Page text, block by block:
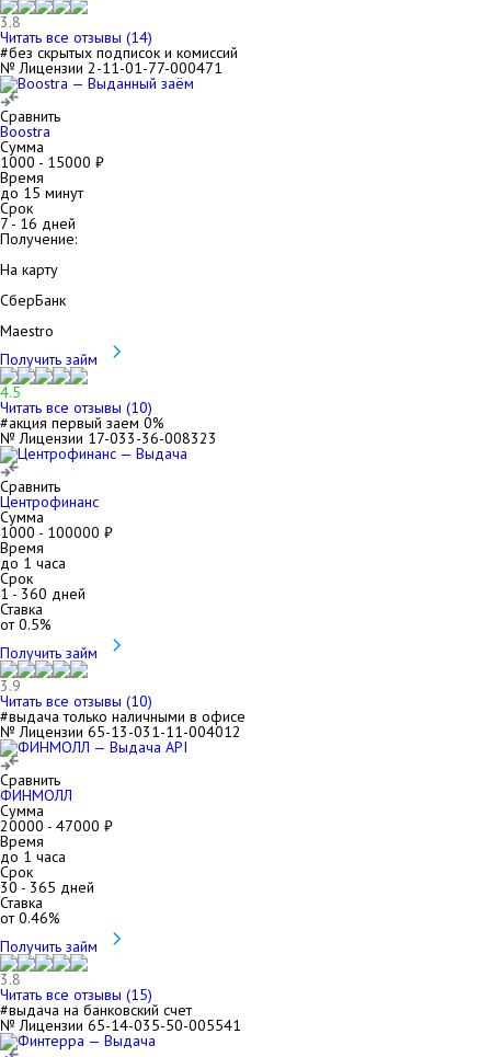
3.8
Читать все отзывы (14)
#без скрытых подписок и комиссий
№ Лицензии 2-11-01-77-000471
Сравнить
Boostra
Сумма
1000 - 15000 ₽
Время
до 15 минут
Срок
7- 16 дней
Получение:
На карту
СберБанк
Maestro
Получить займ
4.5
Читать все отзывы (10)
#акция первый заем 0%
№ Лицензии 17-033-36-008323
Сравнить
Центрофинанс
Сумма
1000 - 100000 ₽
Время
до 1 часа
Срок
1- 360 дней
Ставка
от0.5%
Получить займ
3.9
Читать все отзывы (10)
#выдача только наличными в офисе
№ Лицензии 65-13-031-11-004012
Сравнить
ФИНМОЛЛ
Сумма
20000 - 47000 ₽
Время
до 1 часа
Срок
30 - 365 дней
Ставка
от0.46%
Получить займ
3.8
Читать все отзывы (15)
#выдача на банковский счет
№ Лицензии 65-14-035-50-005541